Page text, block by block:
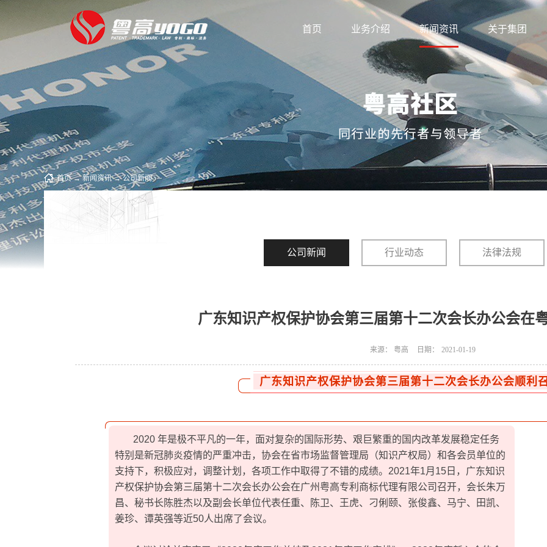
首页 业务介绍 新闻资讯 关于集团
首页 → 新闻资讯 → 公司新闻
公司新闻 行业动态 法律法规
广东知识产权保护协会第三届第十二次会长办公会在
来源： 粤高 日期： 2021-01-19
广东知识产权保护协会第三届第十二次会长办公会顺利
2020 年是极不平凡的一年，面对复杂的国际形势、艰巨繁重的国内改革发展稳定任务
特别是新冠肺炎疫情的严重冲击，协会在省市场监督管理局（知识产权局）和各会员单位的
支持下，积极应对，调整计划，各项工作中取得了不错的成绩。2021年1月15日，广东知识
产权保护协会第三届第十二次会长办公会在广州粤高专利商标代理有限公司召开，会长朱万
昌、秘书长陈胜杰以及副会长单位代表任重、陈卫、王虎、刁俐颐、张俊鑫、马宁、田凯、
姜珍、谭英强等近50人出席了会议。